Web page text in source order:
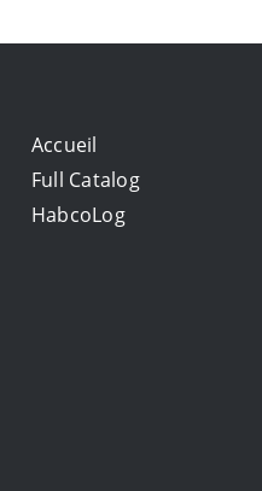
Accueil
Full Catalog
HabcoLog